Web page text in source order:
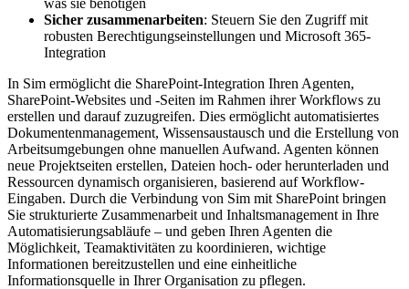
Sicher zusammenarbeiten: Steuern Sie den Zugriff mit
robusten Berechtigungseinstellungen und Microsoft 365-
Integration
In Sim ermöglicht die SharePoint-Integration Ihren Agenten,
SharePoint-Websites und -Seiten im Rahmen ihrer Workflows zu
erstellen und darauf zuzugreifen. Dies ermöglicht automatisiertes
Dokumentenmanagement, Wissensaustausch und die Erstellung von
Arbeitsumgebungen ohne manuellen Aufwand. Agenten können
neue Projektseiten erstellen, Dateien hoch- oder herunterladen und
Ressourcen dynamisch organisieren, basierend auf Workflow-
Eingaben. Durch die Verbindung von Sim mit SharePoint bringen
Sie strukturierte Zusammenarbeit und Inhaltsmanagement in Ihre
Automatisierungsabläufe – und geben Ihren Agenten die
Möglichkeit, Teamaktivitäten zu koordinieren, wichtige
Informationen bereitzustellen und eine einheitliche
Informationsquelle in Ihrer Organisation zu pflegen.